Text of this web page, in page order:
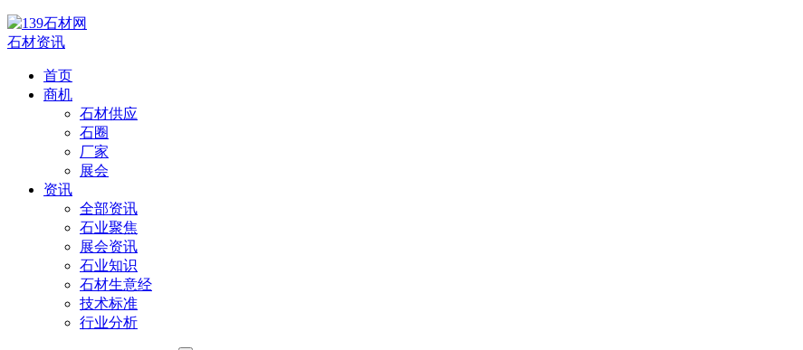
石材资讯
首页
商机
石材供应
石圈
厂家
展会
资讯
全部资讯
石业聚焦
展会资讯
石业知识
石材生意经
技术标准
行业分析